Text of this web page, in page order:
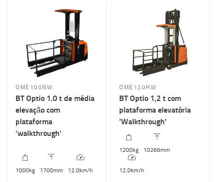
OME100NW
BT Optio 1.0 t de média
elevação com
plataforma
'walkthrough'
1000kg 1700mm 12.0km/h
OME120HW
BT Optio 1,2 t com
plataforma elevatória
'Walkthrough'
1200kg 10266mm
12.0km/h